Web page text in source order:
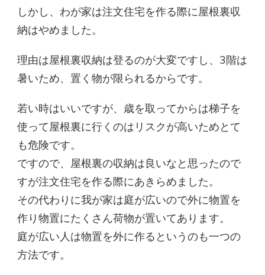
しかし、わが家は注文住宅を作る際に屋根裏収
納はやめました。
理由は屋根裏収納は登るのが大変ですし、3階は
暑いため、置く物が限られるからです。
若い時はいいですが、歳を取ってからは梯子を
使って屋根裏に行くのはリスクが高いためとて
も危険です。
ですので、屋根裏の収納は良いなと思ったので
すが注文住宅を作る際にあきらめました。
その代わりに我が家は庭が広いので外に物置を
作り物置にたくさん荷物が置いてあります。
庭が広い人は物置を外に作るというのも一つの
方法です。